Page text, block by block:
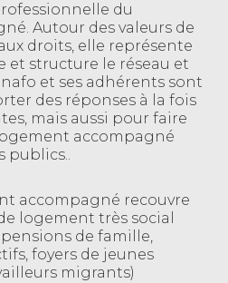
du
Autour des valeurs de
droits, elle représente
et structure le réseau et
et ses adhérents sont
des réponses à la fois
mais aussi pour faire
accompagné
publics..
accompagné recouvre
logement très social
pensions de famille,
foyers de jeunes
migrants)